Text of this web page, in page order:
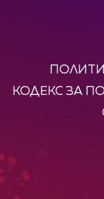
КОДЕКС ЗА